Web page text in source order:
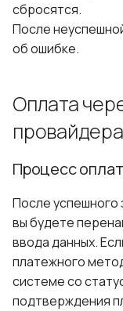
сбросятся.
После
об ошибке.
Оплата
провайдера
Процесс
После успешного
вы будете
ввода данных.
платежного
системе со
подтверждения